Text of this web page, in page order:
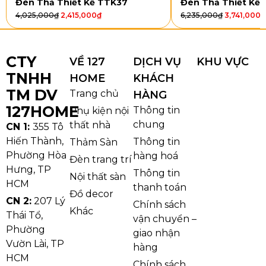
Modern Classic hay Minimalist.
Chi tiêt đèn đứng DD39B
Ứng dụng trong không gian sống
Phòng khách: trở thành chi tiết decor cá tính,
bổ sung ánh sáng phụ, làm nổi bật không gian.
Đèn Thả Thiết Kế TTK37
4,025,000₫ 2,415,000₫
Đèn Thả Thiết Kế
6,235,000₫ 3,741,000
CTY
TNHH
TM DV
127HOME
CN 1: 355 Tô
Hiến Thành,
Phường Hòa
Hưng, TP
HCM
CN 2: 207 Lý
Thái Tổ,
Phường
Vườn Lài, TP
HCM
VỀ 127
HOME
Trang chủ
Phụ kiện nội
thất nhà
Thảm Sàn
Đèn trang trí
Nội thất sàn
Đồ decor
Khác
DỊCH VỤ
KHÁCH
HÀNG
Thông tin
chung
Thông tin
hàng hoá
Thông tin
thanh toán
Chính sách
vận chuyển –
giao nhận
hàng
KHU VỰC